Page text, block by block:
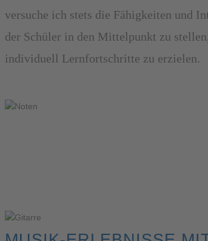
versuche ich stets die Fähigkeiten und
der Schüler in den Mittelpunkt zu
individuell Lernfortschritte zu erzielen.